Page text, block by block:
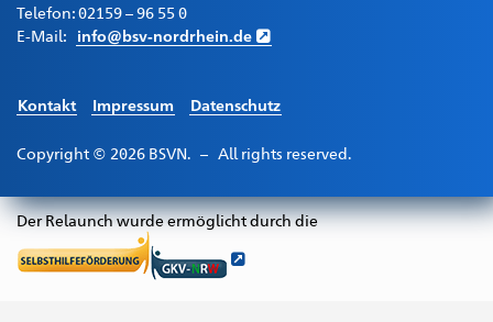
Telefon:02159 – 96 55 0
E-Mail:
info@bsv-nordrhein.de
Kontakt Impressum Datenschutz
Copyright © 2026 BSVN. – All rights reserved.
Der Relaunch wurde ermöglicht durch die
GKV